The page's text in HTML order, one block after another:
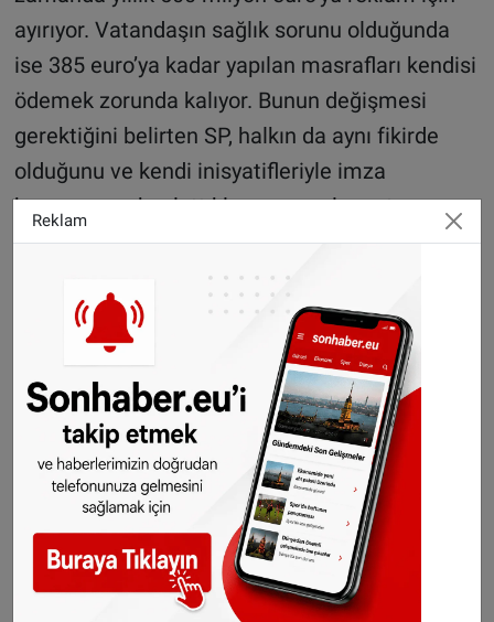
ayırıyor. Vatandaşın sağlık sorunu olduğunda
ise 385 euro’ya kadar yapılan masrafları kendisi
ödemek zorunda kalıyor. Bunun değişmesi
gerektiğini belirten SP, halkın da aynı fikirde
olduğunu ve kendi inisyatifleriyle imza
kampanyası başlattıklarını vurgulamıştı.
SP,50Plus, Hayvanlar partisi ve FNV Sağlık ve
refah sendikası gibi bir çok kurum da
kampanyaya destek veriyor.
İsteyen vatandaşlar hetroermoetomin.nl
websitesi üzerinden de farklı bir kampanyaya
destek verebiliyor.
SONHABER.EU
Reklam